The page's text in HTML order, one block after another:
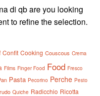
di qb are you looking
to refine the selection.
Confit Cooking Couscous Crema
Films Finger Food Food Fresco
Pasta Pecorino Perche Pesto
Quiche Radicchio Ricotta